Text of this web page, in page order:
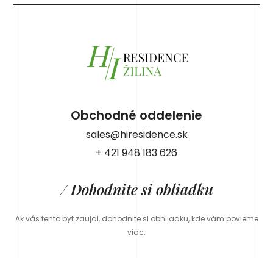
Obchodné oddelenie
sales@hiresidence.sk
+ 421 948 183 626
/ Dohodnite si obliadku
Ak vás tento byt zaujal, dohodnite si obhliadku, kde vám povieme
viac.